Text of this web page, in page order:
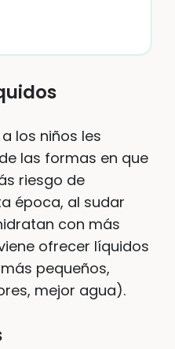
los niños les
las formas en que
riesgo de
época, al sudar
con más
ofrecer líquidos
pequeños,
mejor agua).